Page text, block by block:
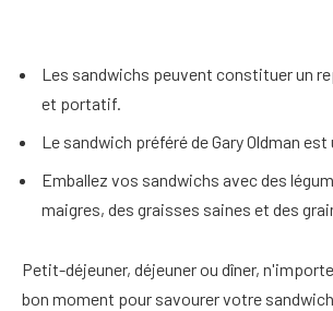
Les sandwichs peuvent constituer un
et portatif.
Le sandwich préféré de Gary Oldman est
Emballez vos sandwichs avec des
maigres, des graisses saines et des
Petit-déjeuner, déjeuner ou dîner,
bon moment pour savourer votre